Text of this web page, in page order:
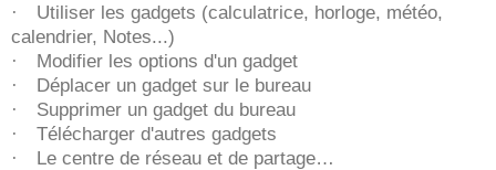
·
Utiliser les gadgets (calculatrice, horloge, météo,
calendrier, Notes...)
·
Modifier les options d'un gadget
·
Déplacer un gadget sur le bureau
·
Supprimer un gadget du bureau
·
Télécharger d'autres gadgets
·
Le centre de réseau et de partage…